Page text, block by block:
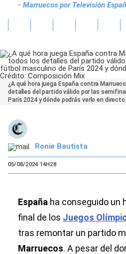
- Marruecos por Televisión
¿A qué hora juega España contra
detalles del partido válido por las
París 2024 y dónde podrás verlo en
Ronie Bautista
05/08/2024 14H28
España ha conseguido un
final de los Juegos
tras remontar un partido
Marruecos. A pesar del